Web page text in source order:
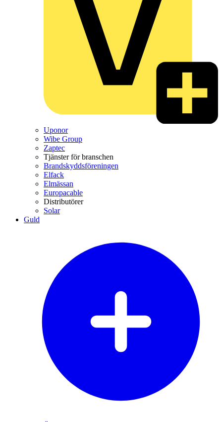
Uponor
Wibe Group
Zaptec
Tjänster för branschen
Brandskyddsföreningen
Elfack
Elmässan
Europacable
Distributörer
Solar
Guld